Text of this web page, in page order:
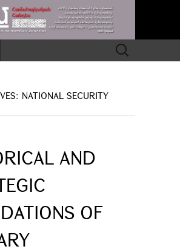
Search
for:
NATIONAL SECURITY
AND
OF